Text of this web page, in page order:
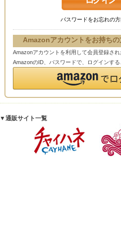
パスワードをお忘れの
Amazonアカウントをお持ちの
Amazonアカウントを利用して会員登録され
AmazonのID、パスワードで、ログインする
▼通販サイト一覧